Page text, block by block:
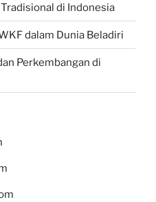
di Indonesia
dalam Dunia Beladiri
Perkembangan di